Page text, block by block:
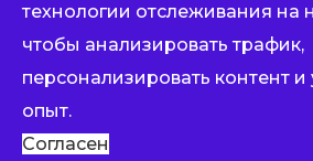
нём, носит исключительно
каких условиях не является публичной
положениями Статьи 437 Гражданского
технологии отслеживания на
чтобы анализировать трафик,
персонализировать контент
опыт.
Согласен